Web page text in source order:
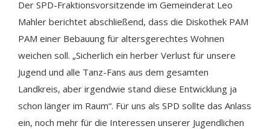
Der SPD-Fraktionsvorsitzende im Gemeinderat Leo
Mahler berichtet abschließend, dass die Diskothek PAM
PAM einer Bebauung für altersgerechtes Wohnen
weichen soll. „Sicherlich ein herber Verlust für unsere
Jugend und alle Tanz-Fans aus dem gesamten
Landkreis, aber irgendwie stand diese Entwicklung ja
schon länger im Raum“. Für uns als SPD sollte das Anlass
ein, noch mehr für die Interessen unserer Jugendlichen